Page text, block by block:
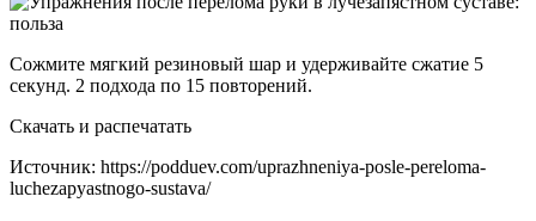
Сожмите мягкий резиновый шар и удерживайте сжатие 5
секунд. 2 подхода по 15 повторений.
Скачать и распечатать
Источник: https://podduev.com/uprazhneniya-posle-pereloma-
luchezapyastnogo-sustava/